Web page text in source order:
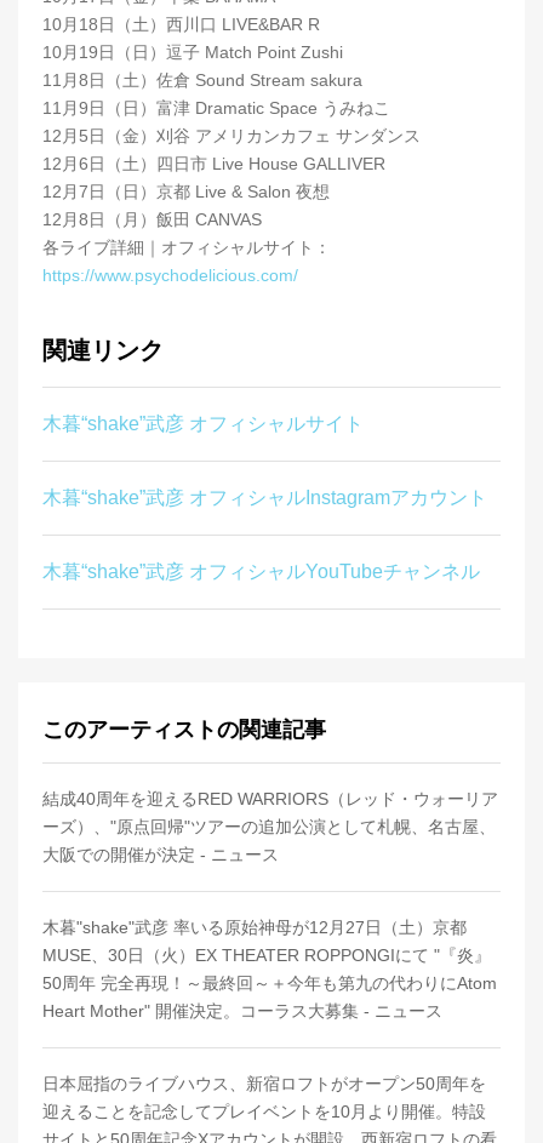
10月18日（土）西川口 LIVE&BAR R
10月19日（日）逗子 Match Point Zushi
11月8日（土）佐倉 Sound Stream sakura
11月9日（日）富津 Dramatic Space うみねこ
12月5日（金）刈谷 アメリカンカフェ サンダンス
12月6日（土）四日市 Live House GALLIVER
12月7日（日）京都 Live & Salon 夜想
12月8日（月）飯田 CANVAS
各ライブ詳細｜オフィシャルサイト：
https://www.psychodelicious.com/
関連リンク
木暮“shake”武彦 オフィシャルサイト
木暮“shake”武彦 オフィシャルInstagramアカウント
木暮“shake”武彦 オフィシャルYouTubeチャンネル
このアーティストの関連記事
結成40周年を迎えるRED WARRIORS（レッド・ウォーリア
ーズ）、"原点回帰"ツアーの追加公演として札幌、名古屋、
大阪での開催が決定 - ニュース
木暮"shake"武彦 率いる原始神母が12月27日（土）京都
MUSE、30日（火）EX THEATER ROPPONGIにて "『炎』
50周年 完全再現！～最終回～＋今年も第九の代わりにAtom
Heart Mother" 開催決定。コーラス大募集 - ニュース
日本屈指のライブハウス、新宿ロフトがオープン50周年を
迎えることを記念してプレイベントを10月より開催。特設